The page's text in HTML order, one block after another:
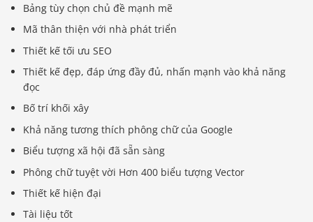
Bảng tùy chọn chủ đề mạnh mẽ
Mã thân thiện với nhà phát triển
Thiết kế tối ưu SEO
Thiết kế đẹp, đáp ứng đầy đủ, nhấn mạnh vào khả năng
đọc
Bố trí khối xây
Khả năng tương thích phông chữ của Google
Biểu tượng xã hội đã sẵn sàng
Phông chữ tuyệt vời Hơn 400 biểu tượng Vector
Thiết kế hiện đại
Tài liệu tốt